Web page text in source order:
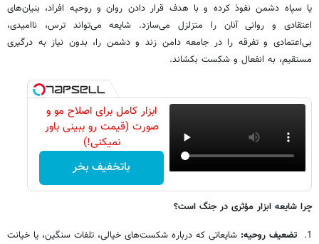
یا سپاه دشمن نفوذ کرده و با هدف قرار دادن روان و روحیه افراد، بنیان‌های
اعتقادی و روانی آنان را متزلزل می‌سازد. شایعه می‌تواند ترس، ناامیدی،
بی‌اعتمادی و تفرقه را در جامعه دامن زند و دشمن را، بدون نیاز به درگیری
مستقیم، به انفعال و شکست بکشاند.
ابزار کامل برای اصلاح مو و
صورت (قیمت رو ببینی باور
نمیکنی!)
باتخفیف بخر
چرا شایعه ابزار مؤثری در جنگ است؟
1.
تضعیف روحیه: شایعاتی که درباره شکست‌های خیالی، تلفات سنگین، یا خیانت